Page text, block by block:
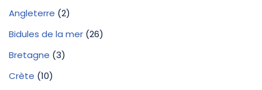
Angleterre (2)
Bidules de la mer (26)
Bretagne (3)
Crète (10)